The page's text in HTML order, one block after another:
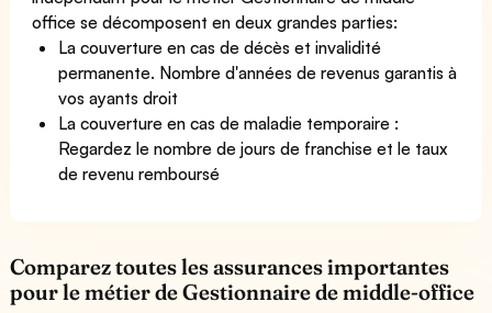
office se décomposent en deux grandes parties:
La couverture en cas de décès et invalidité
permanente. Nombre d'années de revenus garantis à
vos ayants droit
La couverture en cas de maladie temporaire :
Regardez le nombre de jours de franchise et le taux
de revenu remboursé
Comparez toutes les assurances importantes
pour le métier de Gestionnaire de middle-office